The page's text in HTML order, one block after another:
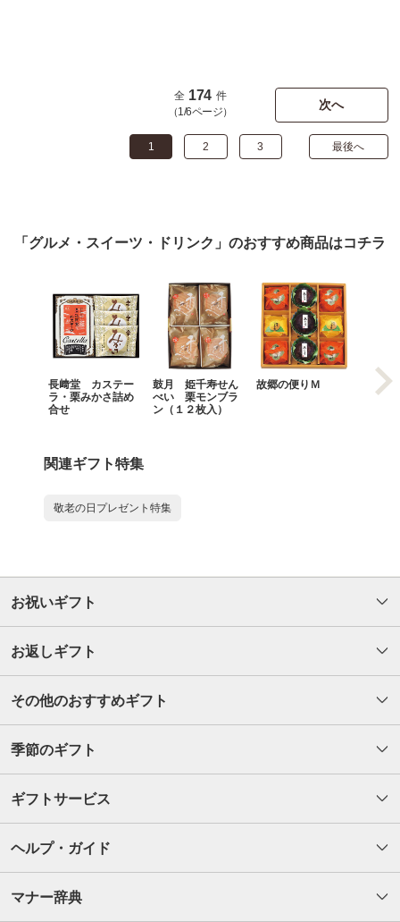
次へ
全 174 件
（1/6ページ）
1 2 3 最後へ
「グルメ・スイーツ・ドリンク」のおすすめ商品はコチラ
長﨑堂 カステー
ラ・栗みかさ詰め
合せ
鼓月 姫千寿せん
べい 栗モンブラ
ン（１２枚入）
故郷の便りＭ
鰻楽
蒲焼（
関連ギフト特集
敬老の日プレゼント特集
お祝いギフト
お返しギフト
その他のおすすめギフト
季節のギフト
ギフトサービス
ヘルプ・ガイド
マナー辞典